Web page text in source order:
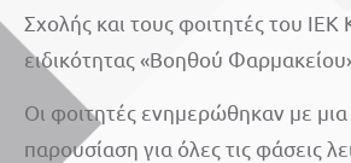
Σχολής και τους φοιτητές του ΙΕΚ
ειδικότητας «Βοηθού
Οι φοιτητές ενημερώθηκαν με
παρουσίαση για όλες τις φάσεις